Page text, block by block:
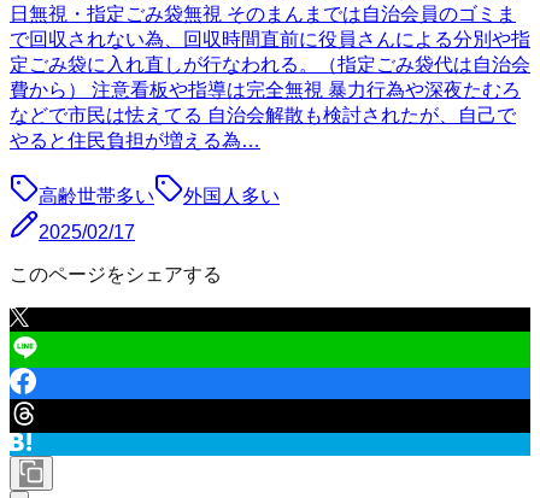
日無視・指定ごみ袋無視 そのまんまでは自治会員のゴミま
で回収されない為、回収時間直前に役員さんによる分別や指
定ごみ袋に入れ直しが行なわれる。（指定ごみ袋代は自治会
費から） 注意看板や指導は完全無視 暴力行為や深夜たむろ
などで市民は怯えてる 自治会解散も検討されたが、自己で
やると住民負担が増える為…
高齢世帯多い
外国人多い
2025/02/17
このページをシェアする